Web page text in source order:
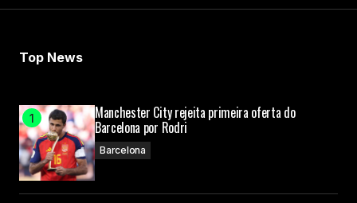
Top News
Manchester City rejeita primeira oferta do
Barcelona por Rodri
Barcelona